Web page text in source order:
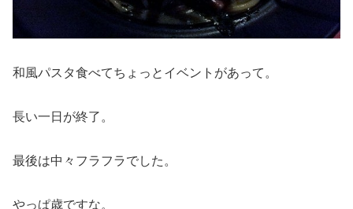
和風パスタ食べてちょっとイベントがあって。
長い一日が終了。
最後は中々フラフラでした。
やっぱ歳ですな。